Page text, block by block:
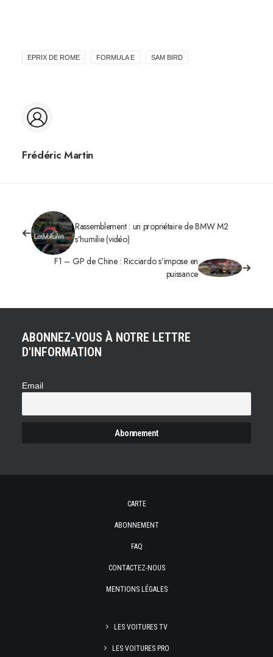
EPRIX DE ROME FORMULA E SAM BIRD
Frédéric Martin
Rassemblement : un propriétaire de BMW M2
s’humilie (vidéo)
F1 – GP de Chine : Ricciardo s’impose en
puissance
ABONNEZ-VOUS À NOTRE LETTRE
D'INFORMATION
Email
CARTE
ABONNEMENT
FAQ
CONTACTEZ-NOUS
MENTIONS LÉGALES
LES VOITURES TV
LES VOITURES PRO